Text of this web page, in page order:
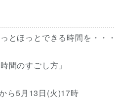
とほっとできる時間を・・・
間のすごし方」
ら5月13日(火)17時